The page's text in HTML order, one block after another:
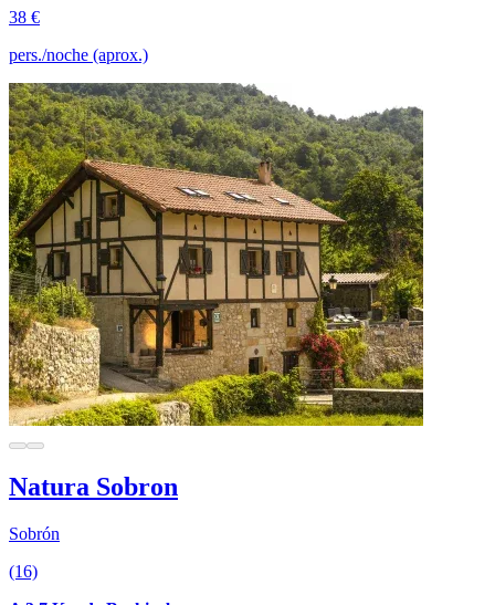
38 €
pers./noche (aprox.)
Natura Sobron
Sobrón
(16)